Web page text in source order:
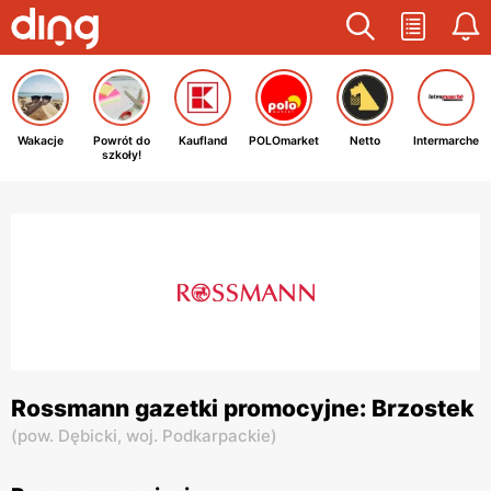
Wakacje
Powrót do
szkoły!
Kaufland POLOmarket Netto Intermarche
Rossmann gazetki promocyjne: Brzostek
(pow. Dębicki, woj. Podkarpackie)